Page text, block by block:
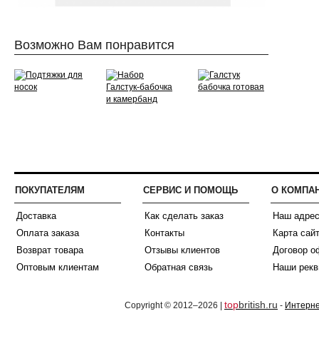
Возможно Вам понравится
ПОКУПАТЕЛЯМ
Доставка
Оплата заказа
Возврат товара
Оптовым клиентам
СЕРВИС И ПОМОЩЬ
Как сделать заказ
Контакты
Отзывы клиентов
Обратная связь
О
Наш адрес
Карта
Договор
Наши
Copyright © 2012–2026 | topbritish.ru -